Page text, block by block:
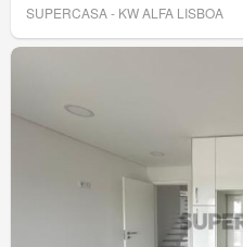
SUPERCASA - KW ALFA LISBOA